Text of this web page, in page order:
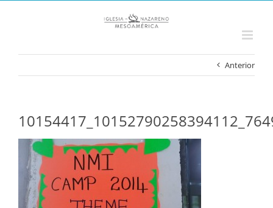
Anterior